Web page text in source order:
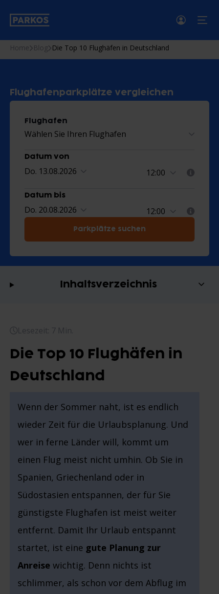
Home Blog Die Top 10 Flughäfen in Deutschland
Flughafenparkplätze vergleichen
Flughafen
Wählen Sie Ihren Flughafen
Datum von
Do. 13.08.2026
Datum bis
Do. 20.08.2026
Parkplätze suchen
Lesezeit: 7 Min.
Die Top 10 Flughäfen in
Deutschland
Wenn der Sommer naht, ist es endlich
wieder Zeit für die Urlaubsplanung. Und
wer in ferne Länder will, kommt um
einen Flug meist nicht umhin. Ob Sie in
Spanien, Griechenland oder in
Südostasien entspannen, der für Sie
günstigste Flughafen ist meist weiter
entfernt. Damit Ihr Urlaub entspannt
startet, ist eine gute Planung zur
Anreise wichtig. Denn nichts ist
schlimmer, als schon vor dem Abflug im
Inhaltsverzeichnis